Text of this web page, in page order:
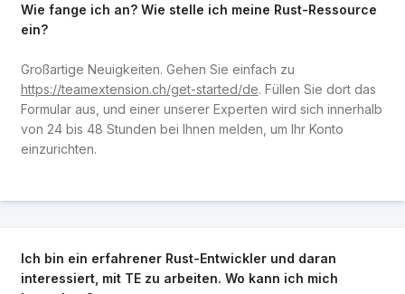
Wie fange ich an? Wie stelle ich meine Rust-Ressource
ein?
Großartige Neuigkeiten. Gehen Sie einfach zu
https://teamextension.ch/get-started/de. Füllen Sie dort das
Formular aus, und einer unserer Experten wird sich innerhalb
von 24 bis 48 Stunden bei Ihnen melden, um Ihr Konto
einzurichten.
Ich bin ein erfahrener Rust-Entwickler und daran
interessiert, mit TE zu arbeiten. Wo kann ich mich